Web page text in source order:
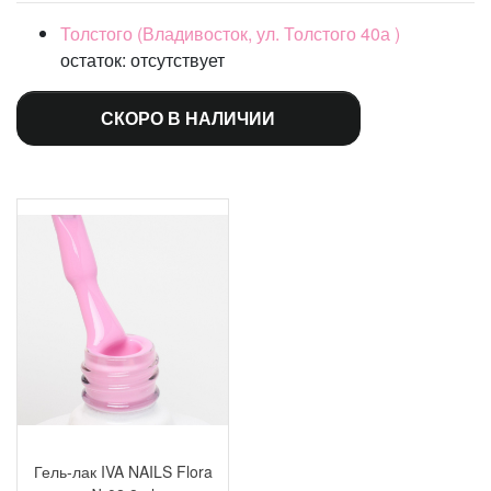
Толстого (Владивосток, ул. Толстого 40а )
остаток: отсутствует
СКОРО В НАЛИЧИИ
Гель-лак IVA NAILS Flora